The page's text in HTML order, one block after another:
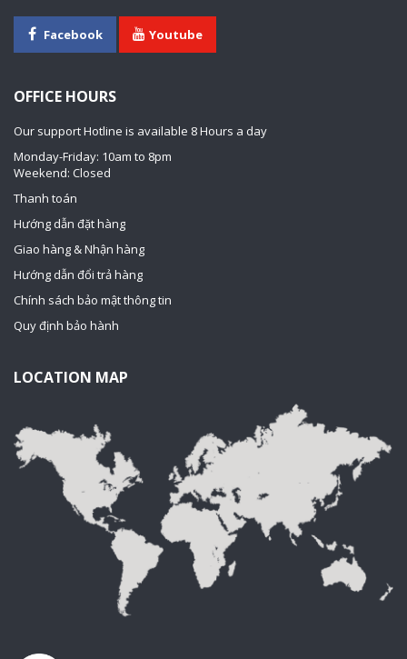
Facebook Youtube
OFFICE HOURS
Our support Hotline is available 8 Hours a day
Monday-Friday: 10am to 8pm
Weekend: Closed
Thanh toán
Hướng dẫn đặt hàng
Giao hàng & Nhận hàng
Hướng dẫn đổi trả hàng
Chính sách bảo mật thông tin
Quy định bảo hành
LOCATION MAP